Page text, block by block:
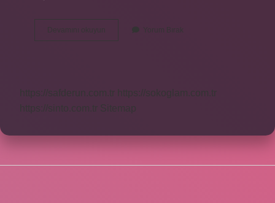
Devamını okuyun
Uğursuzluk
Getiren
Yorum Bırak
https://safderun.com.tr
https://sokoglam.com.tr
https://sinto.com.tr
Sitemap